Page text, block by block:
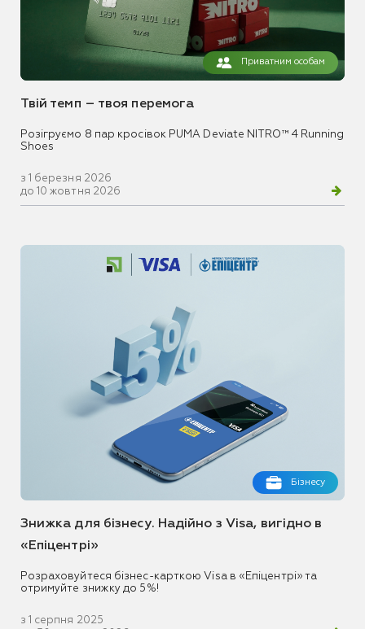
Приватним особам
Твій темп – твоя перемога
Розігруємо 8 пар кросівок PUMA Deviate NITRO™ 4 Running
Shoes
з 1 березня 2026
до 10 жовтня 2026
Бізнесу
Знижка для бізнесу. Надійно з Visa, вигідно в
«Епіцентрі»
Розраховуйтеся бізнес-карткою Visa в «Епіцентрі» та
отримуйте знижку до 5%!
з 1 серпня 2025